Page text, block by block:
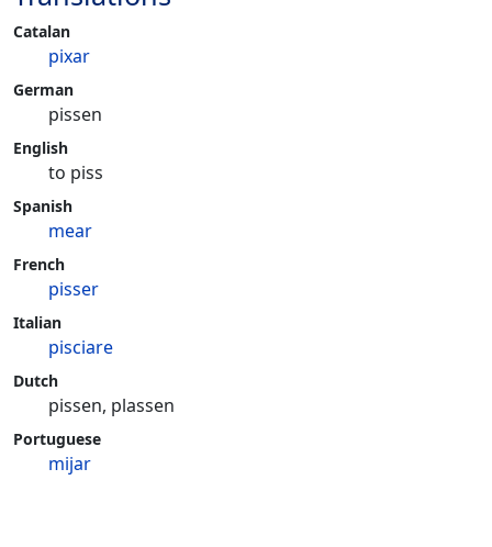
Catalan
pixar
German
pissen
English
to piss
Spanish
mear
French
pisser
Italian
pisciare
Dutch
pissen, plassen
Portuguese
mijar